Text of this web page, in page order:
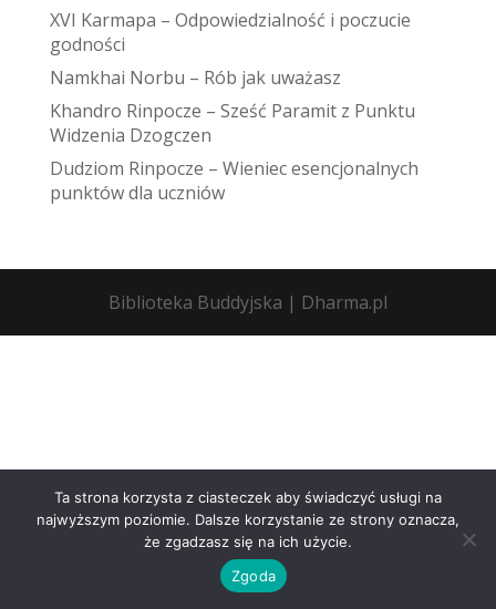
XVI Karmapa – Odpowiedzialność i poczucie
godności
Namkhai Norbu – Rób jak uważasz
Khandro Rinpocze – Sześć Paramit z Punktu
Widzenia Dzogczen
Dudziom Rinpocze – Wieniec esencjonalnych
punktów dla uczniów
Biblioteka Buddyjska | Dharma.pl
Ta strona korzysta z ciasteczek aby świadczyć usługi na
najwyższym poziomie. Dalsze korzystanie ze strony oznacza,
że zgadzasz się na ich użycie.
Zgoda